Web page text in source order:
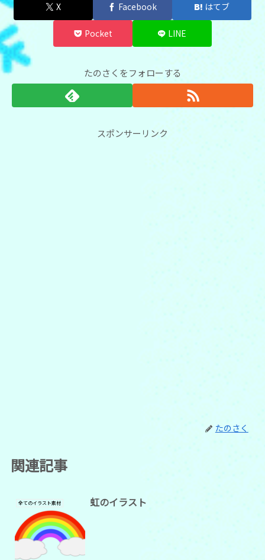
X Facebook はてブ
Pocket LINE
たのさくをフォローする
スポンサーリンク
たのさく
関連記事
全てのイラスト素材 虹のイラスト